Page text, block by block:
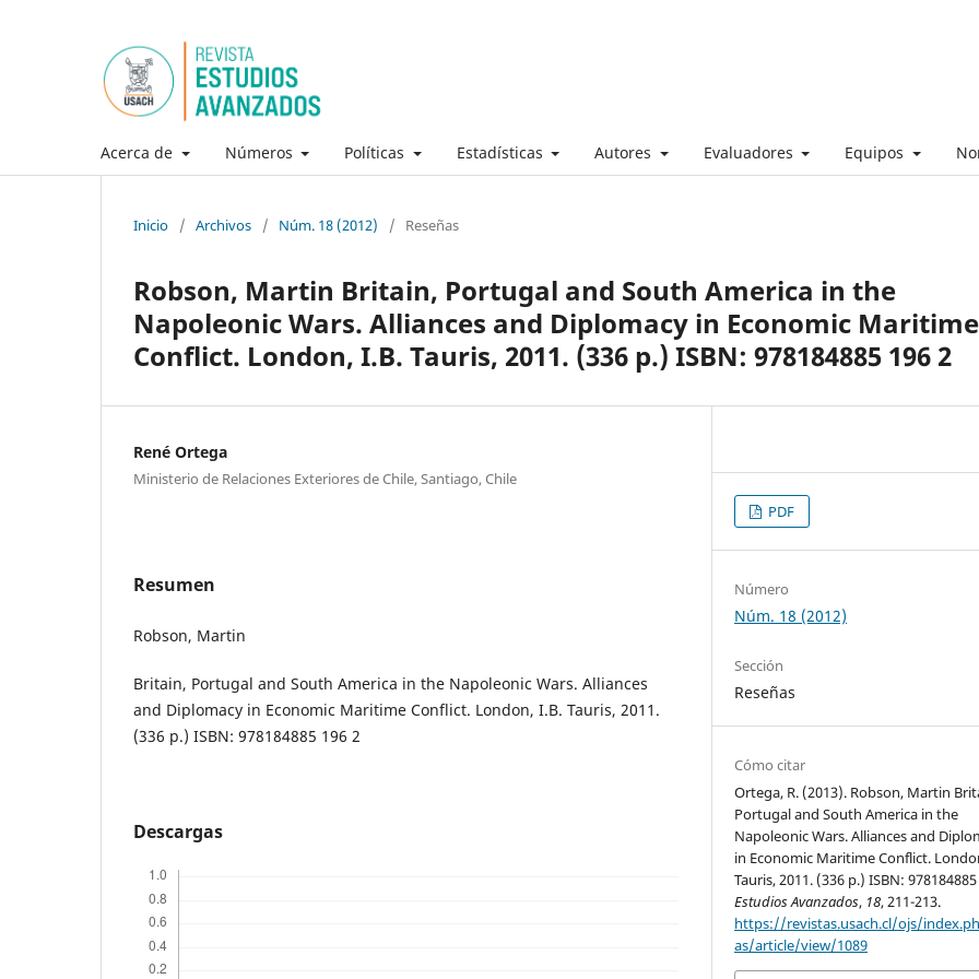
Acerca de Números Políticas Estadísticas Autores Evaluadores Equipos
Inicio / Archivos / Núm. 18 (2012) / Reseñas
Robson, Martin Britain, Portugal and South America in the
Napoleonic Wars. Alliances and Diplomacy in Economic Maritime
Conflict. London, I.B. Tauris, 2011. (336 p.) ISBN: 978184885 196 2
René Ortega
Ministerio de Relaciones Exteriores de Chile, Santiago, Chile
Resumen
Robson, Martin
Britain, Portugal and South America in the Napoleonic Wars. Alliances
and Diplomacy in Economic Maritime Conflict. London, I.B. Tauris, 2011.
(336 p.) ISBN: 978184885 196 2
Descargas
PDF
Número
Núm. 18 (2012)
Sección
Reseñas
Cómo citar
Ortega, R. (2013). Robson, Martin
Portugal and South America in the
Napoleonic Wars. Alliances and
in Economic Maritime Conflict.
Tauris, 2011. (336 p.) ISBN:
Estudios Avanzados, 18, 211-213.
https://revistas.usach.cl/ojs/
as/article/view/1089